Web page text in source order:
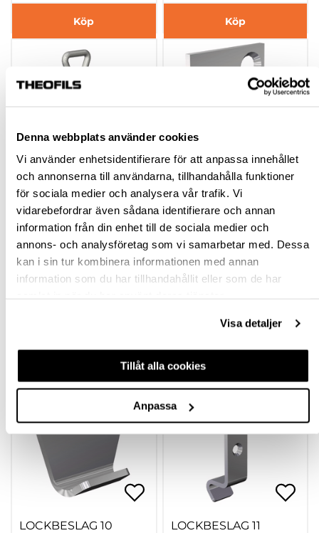
Denna webbplats använder cookies
Vi använder enhetsidentifierare för att anpassa innehållet
och annonserna till användarna, tillhandahålla funktioner
för sociala medier och analysera vår trafik. Vi
vidarebefordrar även sådana identifierare och annan
information från din enhet till de sociala medier och
annons- och analysföretag som vi samarbetar med. Dessa
kan i sin tur kombinera informationen med annan
information som du har tillhandahållit eller som de har
Visa detaljer
Tillåt alla cookies
Anpassa
Köp Köp
EXCENTERLÅS 105
hp-22086
Från 104,55 kr
Köp
LOCKBESLAG 1
hp-22087
Från 9,15 kr inkl. moms
Finns fler varianter
Köp
LOCKBESLAG 10 LOCKBESLAG 11